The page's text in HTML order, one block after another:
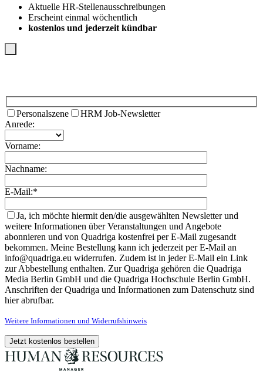
Aktuelle HR-Stellenausschreibungen
Erscheint einmal wöchentlich
kostenlos und jederzeit kündbar
Personalszene
HRM Job-Newsletter
Anrede:
Vorname:
Nachname:
E-Mail:*
Ja, ich möchte hiermit den/die ausgewählten Newsletter und
weitere Informationen über Veranstaltungen und Angebote
abonnieren und von Quadriga kostenfrei per E-Mail zugesandt
bekommen. Meine Bestellung kann ich jederzeit per E-Mail an
info@quadriga.eu widerrufen. Zudem ist in jeder E-Mail ein Link
zur Abbestellung enthalten. Zur Quadriga gehören die Quadriga
Media Berlin GmbH und die Quadriga Hochschule Berlin GmbH.
Anschriften der Quadriga und Informationen zum Datenschutz sind
hier abrufbar.
Weitere Informationen und Widerrufshinweis